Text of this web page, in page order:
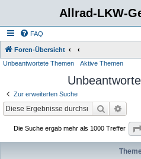
Allrad-LKW-
FAQ
Foren-Übersicht
Unbeantwortete Themen Aktive Themen
Zur erweiterten Suche
Suche
Die Suche ergab mehr als 1000 Treffer